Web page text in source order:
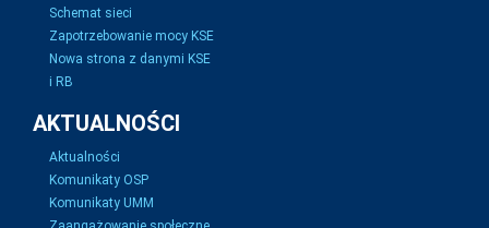
Schemat sieci
Zapotrzebowanie mocy KSE
Nowa strona z danymi KSE
i RB
AKTUALNOŚCI
Aktualności
Komunikaty OSP
Komunikaty UMM